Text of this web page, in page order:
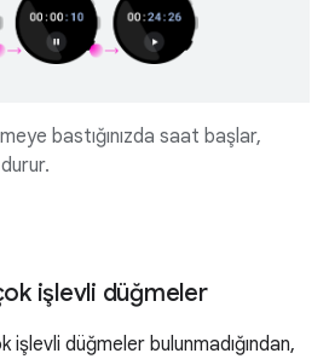
bastığınızda saat başlar,
işlevli düğmeler
işlevli düğmeler bulunmadığından,